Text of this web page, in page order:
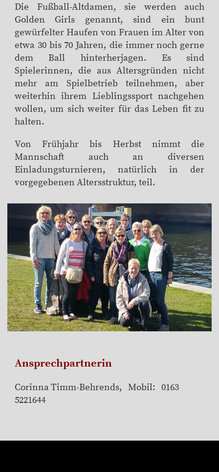
Die Fußball-Altdamen, sie werden auch
Golden Girls genannt, sind ein bunt
gewürfelter Haufen von Frauen im Alter von
etwa 30 bis 70 Jahren, die immer noch gerne
dem Ball hinterherjagen. Es sind
Spielerinnen, die aus Altersgründen nicht
mehr am Spielbetrieb teilnehmen, aber
weiterhin ihrem Lieblingssport nachgehen
wollen, um sich weiter für das Leben fit zu
halten.
Von Frühjahr bis Herbst nimmt die
Mannschaft auch an diversen
Einladungsturnieren, natürlich in der
vorgegebenen Altersstruktur, teil.
Ansprechpartnerin
Corinna Timm-Behrends, Mobil: 0163
5221644